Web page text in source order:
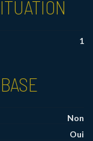
1
Non
Oui